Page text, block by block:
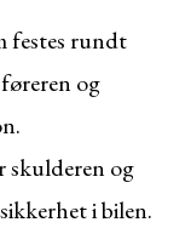
festes rundt
og
skulderen og
i bilen.